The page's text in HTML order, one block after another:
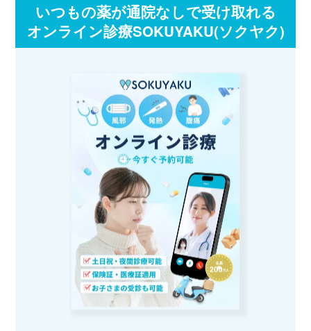
いつもの薬が通院なしで受け取れる
オンライン診療SOKUYAKU(ソクヤク)